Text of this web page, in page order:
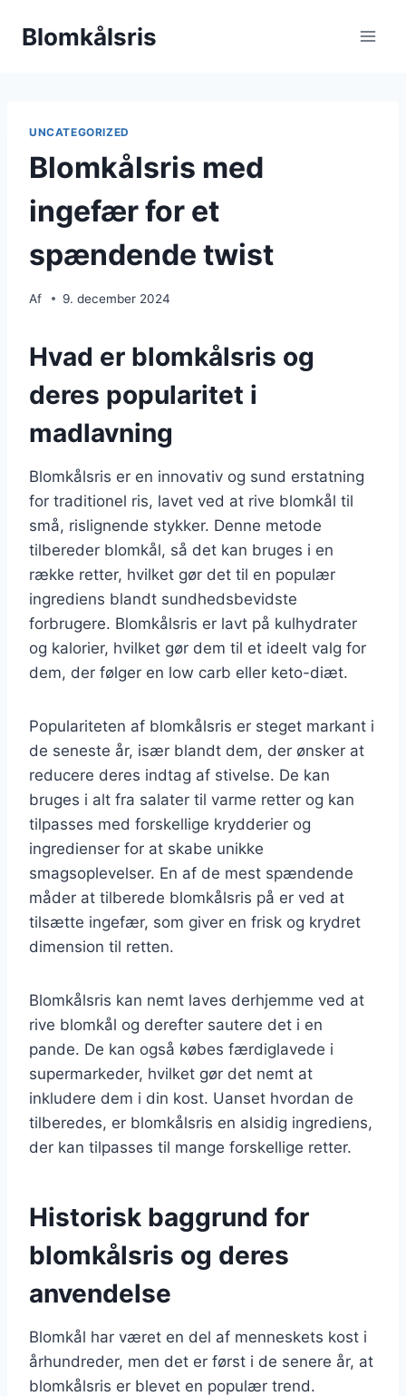
Blomkålsris
UNCATEGORIZED
Blomkålsris med
ingefær for et
spændende twist
Af 9. december 2024
Hvad er blomkålsris og
deres popularitet i
madlavning
Blomkålsris er en innovativ og sund erstatning
for traditionel ris, lavet ved at rive blomkål til
små, rislignende stykker. Denne metode
tilbereder blomkål, så det kan bruges i en
række retter, hvilket gør det til en populær
ingrediens blandt sundhedsbevidste
forbrugere. Blomkålsris er lavt på kulhydrater
og kalorier, hvilket gør dem til et ideelt valg for
dem, der følger en low carb eller keto-diæt.
Populariteten af blomkålsris er steget markant i
de seneste år, især blandt dem, der ønsker at
reducere deres indtag af stivelse. De kan
bruges i alt fra salater til varme retter og kan
tilpasses med forskellige krydderier og
ingredienser for at skabe unikke
smagsoplevelser. En af de mest spændende
måder at tilberede blomkålsris på er ved at
tilsætte ingefær, som giver en frisk og krydret
dimension til retten.
Blomkålsris kan nemt laves derhjemme ved at
rive blomkål og derefter sautere det i en
pande. De kan også købes færdiglavede i
supermarkeder, hvilket gør det nemt at
inkludere dem i din kost. Uanset hvordan de
tilberedes, er blomkålsris en alsidig ingrediens,
der kan tilpasses til mange forskellige retter.
Historisk baggrund for
blomkålsris og deres
anvendelse
Blomkål har været en del af menneskets kost i
århundreder, men det er først i de senere år, at
blomkålsris er blevet en populær trend.